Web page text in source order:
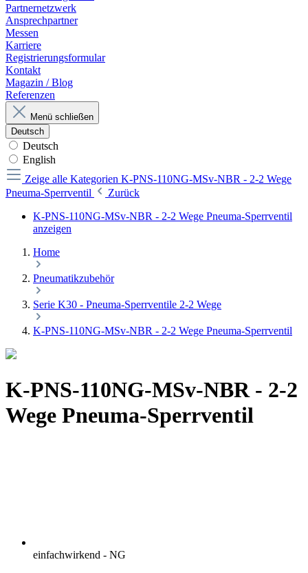
Partnernetzwerk
Ansprechpartner
Messen
Karriere
Registrierungsformular
Kontakt
Magazin / Blog
Referenzen
Menü schließen
Deutsch
Deutsch
English
Zeige alle Kategorien K-PNS-110NG-MSv-NBR - 2-2 Wege
Pneuma-Sperrventil
Zurück
K-PNS-110NG-MSv-NBR - 2-2 Wege Pneuma-Sperrventil
anzeigen
Home
Pneumatikzubehör
Serie K30 - Pneuma-Sperrventile 2-2 Wege
K-PNS-110NG-MSv-NBR - 2-2 Wege Pneuma-Sperrventil
K-PNS-110NG-MSv-NBR - 2-2
Wege Pneuma-Sperrventil
einfachwirkend - NG